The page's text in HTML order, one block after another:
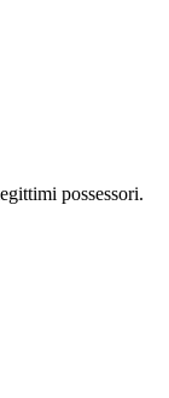
possessori.